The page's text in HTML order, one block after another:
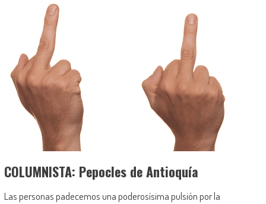
COLUMNISTA: Pepocles de Antioquía
Las personas padecemos una poderosísima pulsión por la